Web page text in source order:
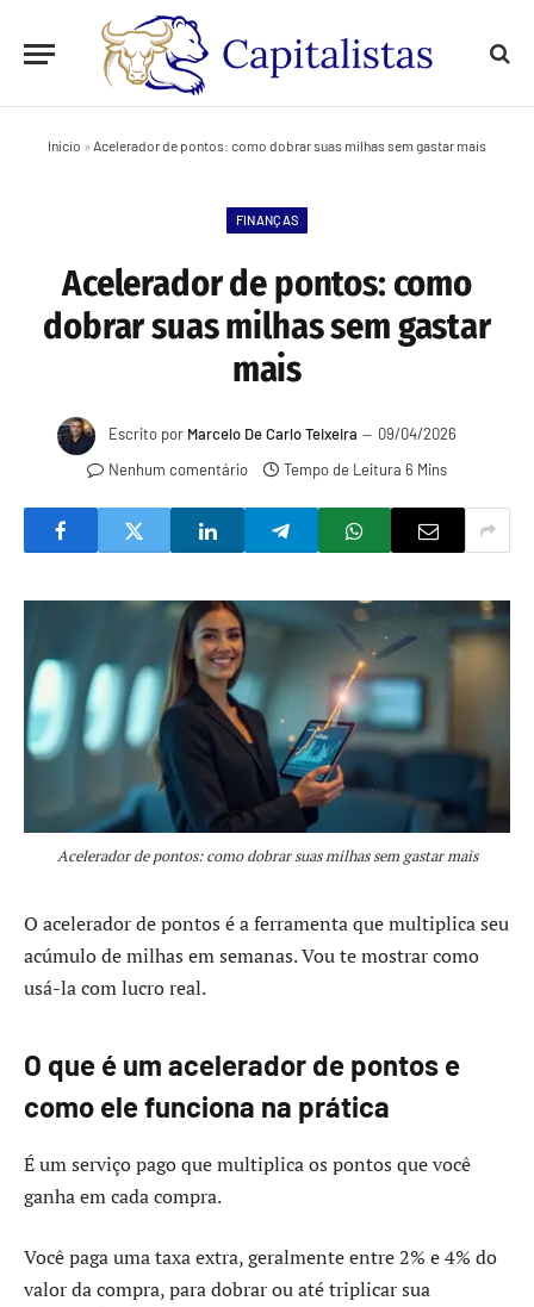
Início » Acelerador de pontos: como dobrar suas milhas sem gastar mais
FINANÇAS
Acelerador de pontos: como
dobrar suas milhas sem gastar
mais
Escrito por Marcelo De Carlo Teixeira
09/04/2026
Nenhum comentário
Tempo de Leitura 6 Mins
Acelerador de pontos: como dobrar suas milhas sem gastar mais
O acelerador de pontos é a ferramenta que multiplica seu
acúmulo de milhas em semanas. Vou te mostrar como
usá-la com lucro real.
O que é um acelerador de pontos e
como ele funciona na prática
É um serviço pago que multiplica os pontos que você
ganha em cada compra.
Você paga uma taxa extra, geralmente entre 2% e 4% do
valor da compra, para dobrar ou até triplicar sua